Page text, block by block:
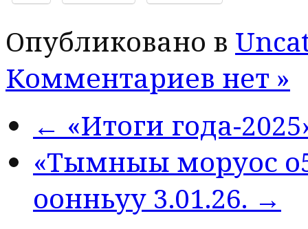
Опубликовано в
Комментариев нет »
← «Итоги года-
«Тымныы моруос
оонньуу 3.01.26. →